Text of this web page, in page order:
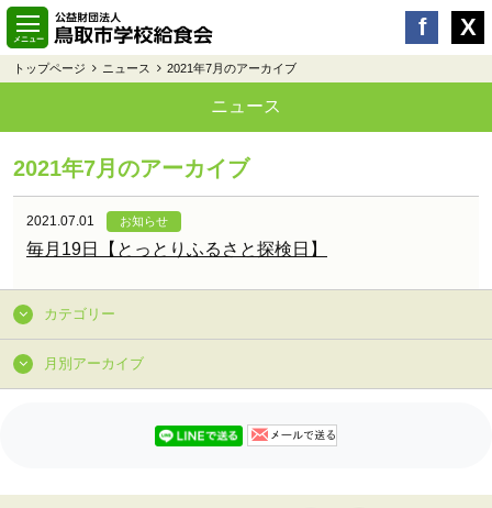
トップページ ニュース 2021年7月のアーカイブ
ニュース
2021年7月のアーカイブ
2021.07.01 お知らせ
毎月19日【とっとりふるさと探検日】
カテゴリー
月別アーカイブ